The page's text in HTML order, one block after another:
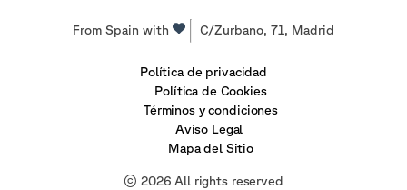
From Spain with C/Zurbano, 71, Madrid
Política de privacidad
Política de Cookies
Términos y condiciones
Aviso Legal
Mapa del Sitio
© 2026 All rights reserved